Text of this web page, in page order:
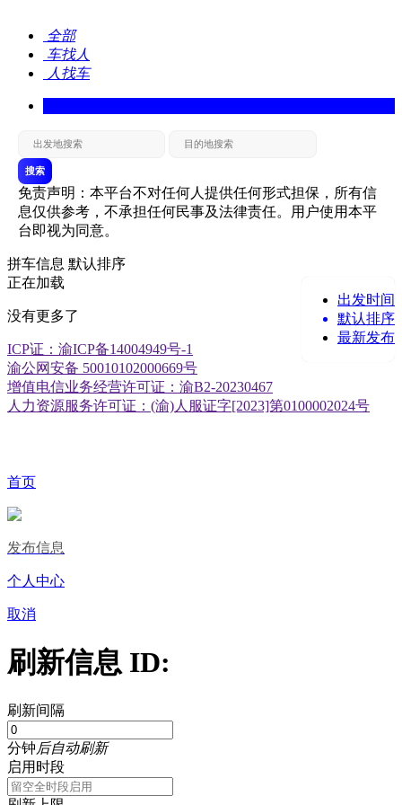
全部
车找人
人找车
搜索
免责声明：本平台不对任何人提供任何形式担保，所有信
息仅供参考，不承担任何民事及法律责任。用户使用本平
台即视为同意。
拼车信息 默认排序
出发时间
默认排序
最新发布
正在加载
没有更多了
ICP证：渝ICP备14004949号-1
渝公网安备 50010102000669号
增值电信业务经营许可证：渝B2-20230467
人力资源服务许可证：(渝)人服证字[2023]第0100002024号
首页
发布信息
个人中心
取消
刷新信息 ID:
刷新间隔
分钟后自动刷新
启用时段